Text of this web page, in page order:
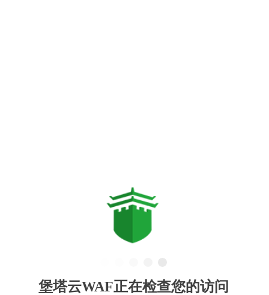
堡塔云WAF正在检查您的访问